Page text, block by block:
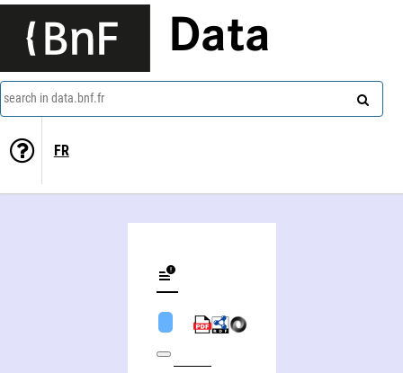
Data
search in data.bnf.fr
FR